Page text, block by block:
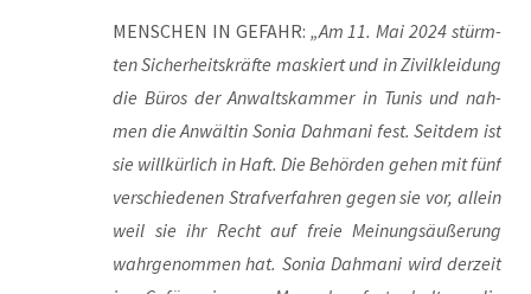
MENSCHEN IN GEFAHR: „Am 11. Mai 2024 stürm­
ten Sicher­heits­kräf­te mas­kiert und in Zivil­klei­dung
die Büros der Anwalts­kam­mer in Tunis und nah­
men die Anwäl­tin Sonia Dah­ma­ni fest. Seit­dem ist
sie will­kür­lich in Haft. Die Behör­den gehen mit fünf
ver­schie­de­nen Straf­ver­fah­ren gegen sie vor, allein
weil sie ihr Recht auf freie Mei­nungs­äu­ße­rung
wahr­ge­nom­men hat. Sonia Dah­ma­ni wird der­zeit